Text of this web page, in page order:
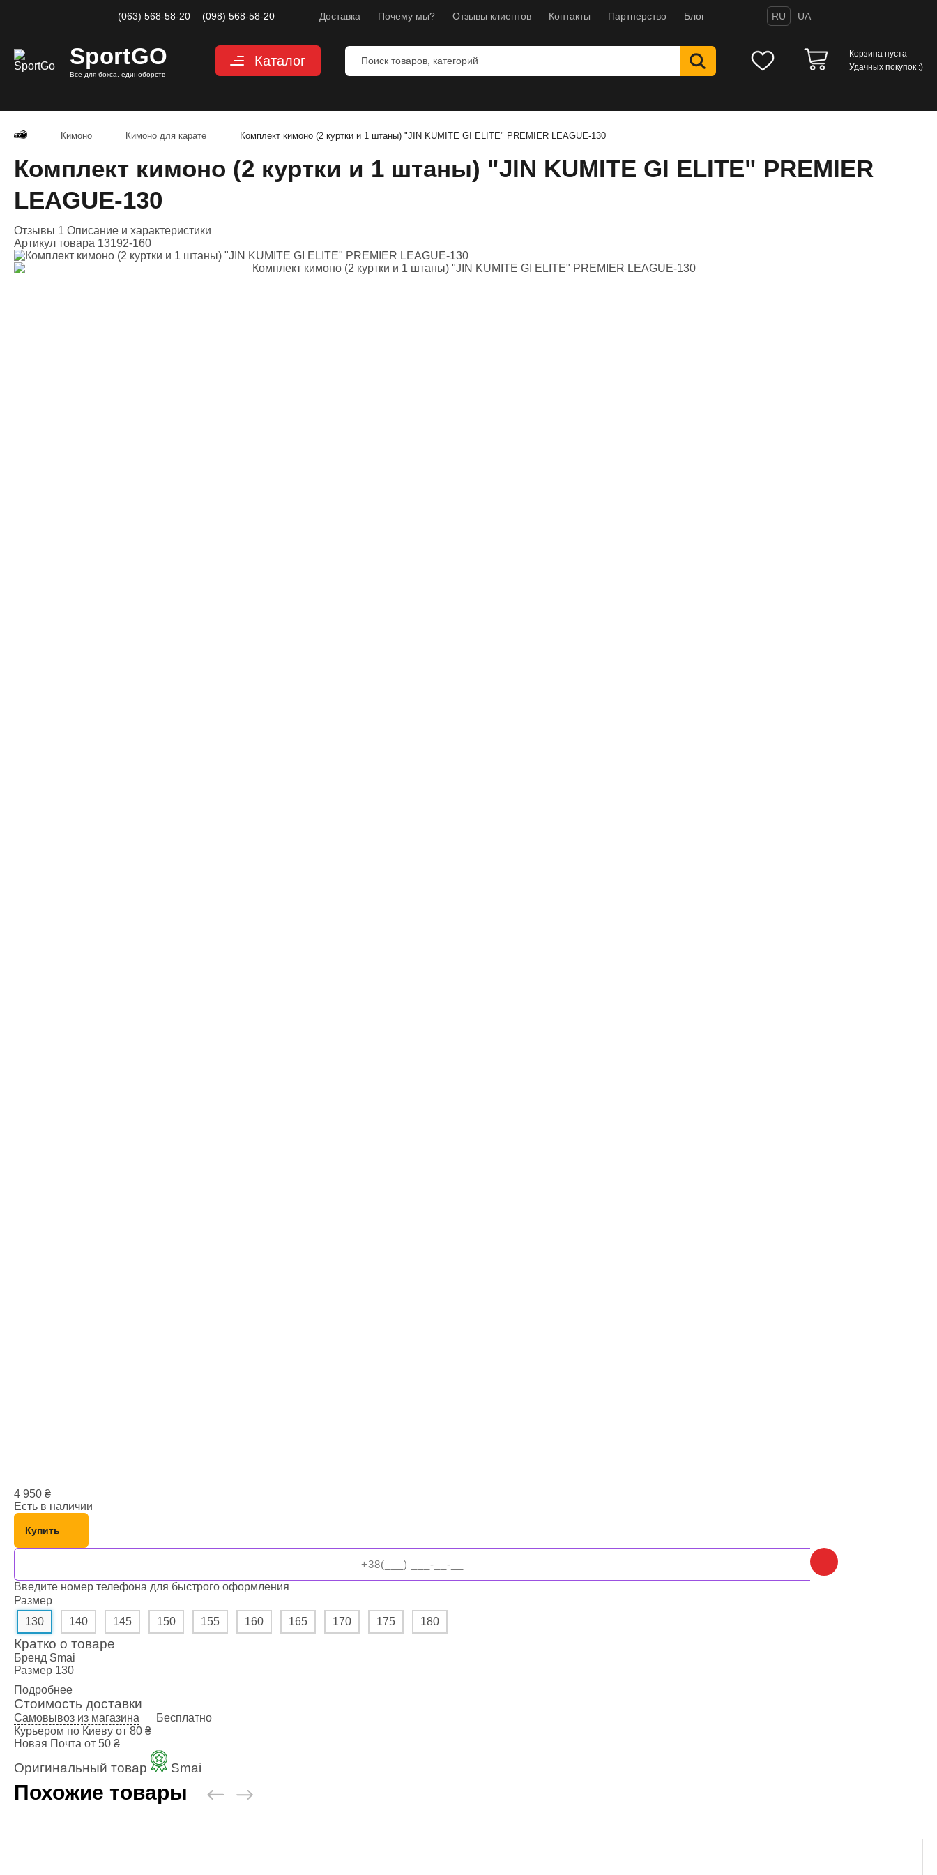
(063) 568-58-20 (098) 568-58-20 Доставка Почему мы? Отзывы клиентов Контакты Партнерство Блог RU UA
SportGO
Все для бокса, единоборств
Каталог
Боксерские бинты
Тренажерный зал
Корзина пуста
Удачных покупок :)
Кимоно Кимоно для карате Комплект кимоно (2 куртки и 1 штаны) "JIN KUMITE GI ELITE" PREMIER LEAGUE-130
Комплект кимоно (2 куртки и 1 штаны) "JIN KUMITE GI ELITE" PREMIER
LEAGUE-130
Отзывы 1 Описание и характеристики
Артикул товара 13192-160
4 950 ₴
Есть в наличии
Купить
Введите номер телефона для быстрого оформления
Размер
130
140 145 150 155 160 165 170 175 180
Кратко о товаре
Бренд Smai
Размер 130
Подробнее
Стоимость доставки
Самовывоз из магазина
Бесплатно
Курьером по Киеву от 80 ₴
Новая Почта от 50 ₴
Оригинальный товар Smai
Похожие товары